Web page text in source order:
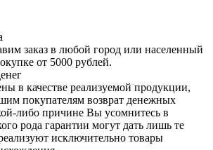
заказ в любой город или населенный
от 5000 рублей.
в качестве реализуемой продукции,
покупателям возврат денежных
либо причине Вы усомнитесь в
рода гарантии могут дать лишь те
исключительно товары